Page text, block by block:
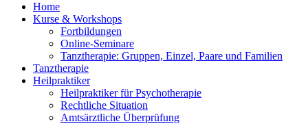
Home
Kurse & Workshops
Fortbildungen
Online-Seminare
Tanztherapie: Gruppen, Einzel, Paare und Familien
Tanztherapie
Heilpraktiker
Heilpraktiker für Psychotherapie
Rechtliche Situation
Amtsärztliche Überprüfung